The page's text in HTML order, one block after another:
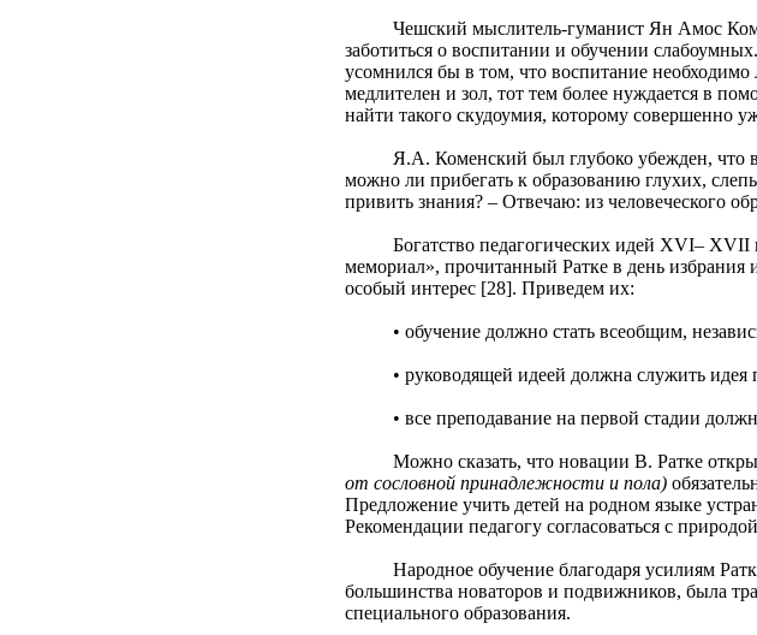
Чешский мыслитель-гуманист Ян Амос
заботиться о воспитании и обучении
усомнился бы в том, что воспитание
медлителен и зол, тот тем более нуждается в
найти такого скудоумия, которому совершенно
Я.А. Коменский был глубоко убежден, что
можно ли прибегать к образованию глухих,
привить знания? – Отвечаю: из человеческого
Богатство педагогических идей XVI– XVII
мемориал», прочитанный Ратке в день
особый интерес [28]. Приведем их:
• обучение должно стать всеобщим,
• руководящей идеей должна служить идея
• все преподавание на первой стадии
Можно сказать, что новации В. Ратке
от сословной принадлежности и пола)
Предложение учить детей на родном языке
Рекомендации педагогу согласоваться с
Народное обучение благодаря усилиям
большинства новаторов и подвижников, была
специального образования.